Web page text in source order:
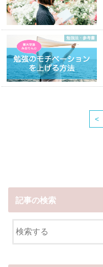
勉強法・参考書
<
記事の検索